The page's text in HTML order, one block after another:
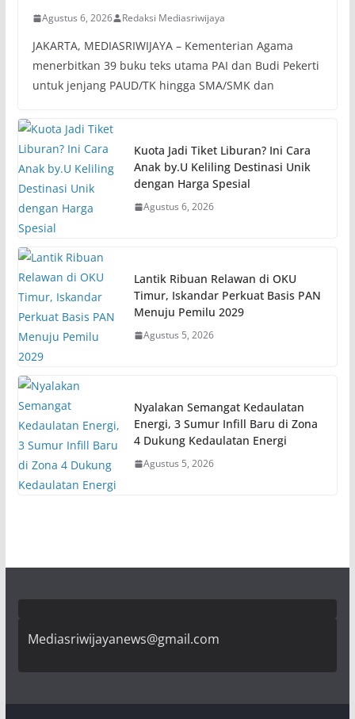
Agustus 6, 2026 Redaksi Mediasriwijaya
JAKARTA, MEDIASRIWIJAYA – Kementerian Agama
menerbitkan 39 buku teks utama PAI dan Budi Pekerti
untuk jenjang PAUD/TK hingga SMA/SMK dan
Kuota Jadi Tiket Liburan? Ini Cara
Anak by.U Keliling Destinasi Unik
dengan Harga Spesial
Agustus 6, 2026
Lantik Ribuan Relawan di OKU
Timur, Iskandar Perkuat Basis PAN
Menuju Pemilu 2029
Agustus 5, 2026
Nyalakan Semangat Kedaulatan
Energi, 3 Sumur Infill Baru di Zona
4 Dukung Kedaulatan Energi
Agustus 5, 2026
Mediasriwijayanews@gmail.com